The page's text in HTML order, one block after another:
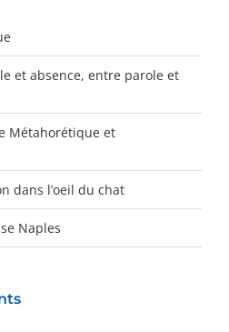
et absence, entre parole et
Métahorétique et
dans l’oeil du chat
Naples